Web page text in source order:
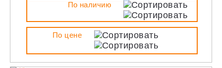
По наличию
По цене